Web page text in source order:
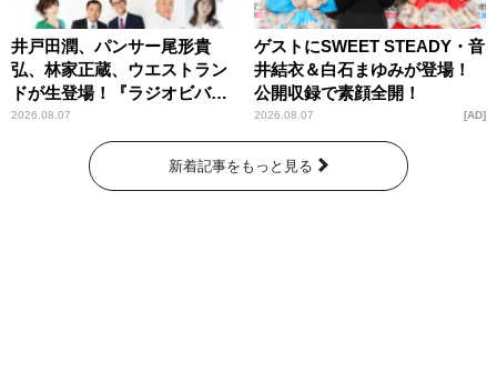
井戸田潤、パンサー尾形貴
弘、林家正蔵、ウエストラン
ドが生登場！『ラジオビバリ
ー昼ズ』
2026.08.07
ゲストにSWEET STEADY・音
井結衣＆白石まゆみが登場！
公開収録で素顔全開！
2026.08.07 AD
新着記事をもっと見る